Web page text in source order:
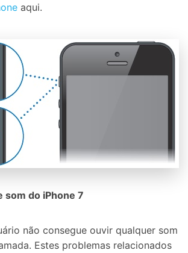
aqui.
som do iPhone 7
não consegue ouvir qualquer som
Estes problemas relacionados